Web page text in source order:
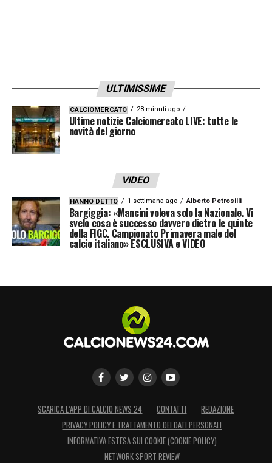
su tutti i fronti. Rinnovo i complimenti al
gruppo, quelli che faccio dal primo giorno.
Dobbiamo voler avere sempre un
atteggiamento per cui la squadra dà tutto
quello che ha
ULTIMISSIME
CALCIOMERCATO 28 minuti ago
Ultime notizie Calciomercato LIVE: tutte le
novità del giorno
VIDEO
HANNO DETTO 1 settimana ago Alberto Petrosilli
Bargiggia: «Mancini voleva solo la Nazionale. Vi
svelo cosa è successo davvero dietro le quinte
della FIGC. Campionato Primavera male del
calcio italiano» ESCLUSIVA e VIDEO
SCARICA L’APP DI CALCIO NEWS 24 CONTATTI
REDAZIONE
PRIVACY POLICY E TRATTAMENTO DEI DATI PERSONALI
INFORMATIVA ESTESA SUI COOKIE (COOKIE POLICY)
NETWORK SPORT REVIEW